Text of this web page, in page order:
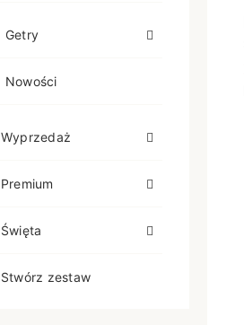
Getry
Nowości
Wyprzedaż
Premium
Święta
Stwórz zestaw